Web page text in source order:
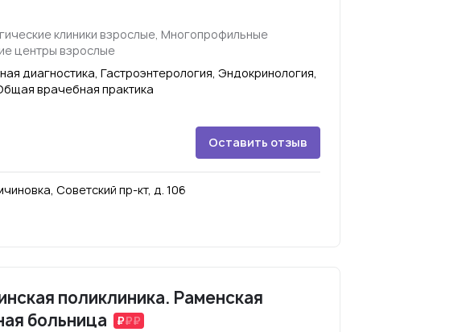
клиники взрослые, Многопрофильные
центры взрослые
диагностика, Гастроэнтерология, Эндокринология,
врачебная практика
Оставить отзыв
Советский пр-кт, д. 106
поликлиника. Раменская
больница